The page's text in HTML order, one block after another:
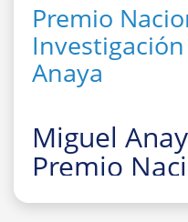
Premio
Anaya
Miguel
Premio